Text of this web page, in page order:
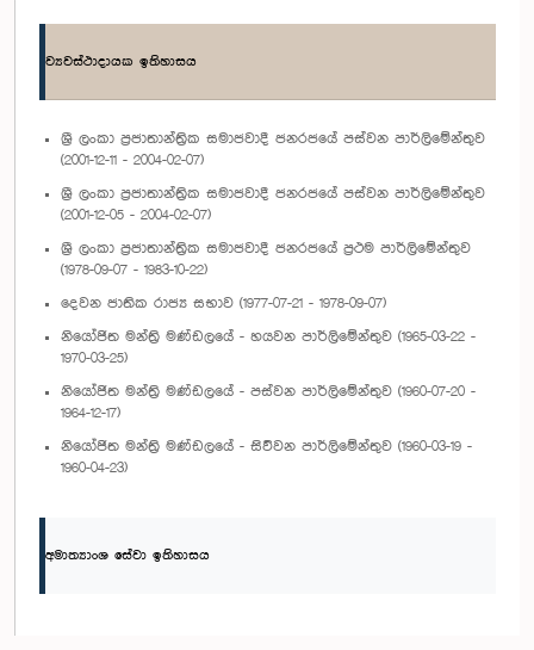
ව්‍යවස්ථාදායක ඉතිහාසය
ශ්‍රී ලංකා ප්‍රජාතාන්ත්‍රික සමාජවාදී ජනරජයේ පස්වන පාර්ලිමේන්තුව
(2001-12-11 - 2004-02-07)
ශ්‍රී ලංකා ප්‍රජාතාන්ත්‍රික සමාජවාදී ජනරජයේ පස්වන පාර්ලිමේන්තුව
(2001-12-05 - 2004-02-07)
ශ්‍රී ලංකා ප්‍රජාතාන්ත්‍රික සමාජවාදී ජනරජයේ ප්‍රථම පාර්ලිමේන්තුව
(1978-09-07 - 1983-10-22)
දෙවන ජාතික රාජ්‍ය සභාව (1977-07-21 - 1978-09-07)
නියෝජිත මන්ත්‍රි මණ්ඩලයේ - හයවන පාර්ලිමේන්තුව (1965-03-22 -
1970-03-25)
නියෝජිත මන්ත්‍රි මණ්ඩලයේ - පස්වන පාර්ලිමේන්තුව (1960-07-20 -
1964-12-17)
නියෝජිත මන්ත්‍රි මණ්ඩලයේ - සිව්වන පාර්ලිමේන්තුව (1960-03-19 -
1960-04-23)
අමාත්‍යාංශ සේවා ඉතිහාසය